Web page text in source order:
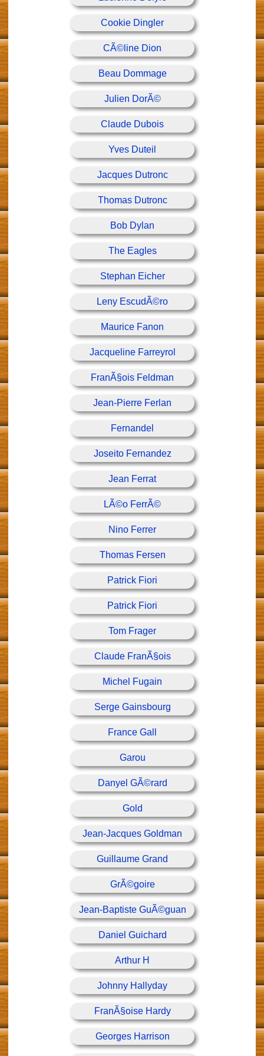
Cookie Dingler
CÃ©line Dion
Beau Dommage
Julien DorÃ©
Claude Dubois
Yves Duteil
Jacques Dutronc
Thomas Dutronc
Bob Dylan
The Eagles
Stephan Eicher
Leny EscudÃ©ro
Maurice Fanon
Jacqueline Farreyrol
FranÃ§ois Feldman
Jean-Pierre Ferlan
Fernandel
Joseito Fernandez
Jean Ferrat
LÃ©o FerrÃ©
Nino Ferrer
Thomas Fersen
Patrick Fiori
Patrick Fiori
Tom Frager
Claude FranÃ§ois
Michel Fugain
Serge Gainsbourg
France Gall
Garou
Danyel GÃ©rard
Gold
Jean-Jacques Goldman
Guillaume Grand
GrÃ©goire
Jean-Baptiste GuÃ©guan
Daniel Guichard
Arthur H
Johnny Hallyday
FranÃ§oise Hardy
Georges Harrison